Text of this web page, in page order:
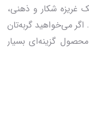
غریزه شکار و ذهنی،
اگر می‌خواهید گربه‌تان
محصول گزینه‌ای بسیار